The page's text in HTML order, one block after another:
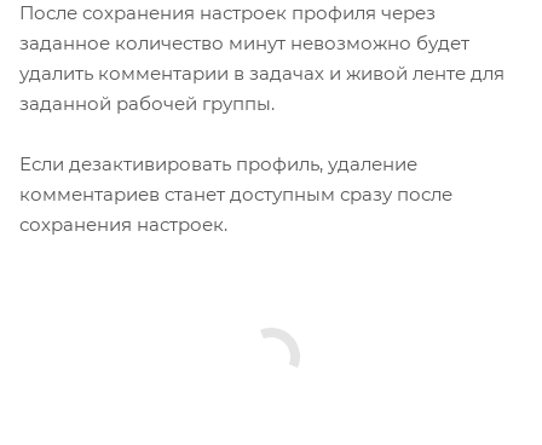
После сохранения настроек профиля через
заданное количество минут невозможно будет
удалить комментарии в задачах и живой ленте для
заданной рабочей группы.
Если дезактивировать профиль, удаление
комментариев станет доступным сразу после
сохранения настроек.